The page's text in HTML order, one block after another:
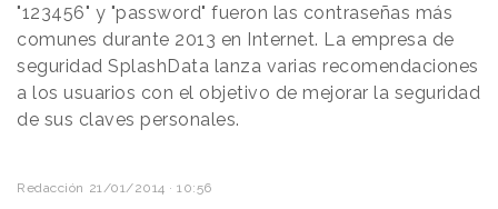
"123456" y "password" fueron las contraseñas más
comunes durante 2013 en Internet. La empresa de
seguridad SplashData lanza varias recomendaciones
a los usuarios con el objetivo de mejorar la seguridad
de sus claves personales.
Redacción 21/01/2014 · 10:56